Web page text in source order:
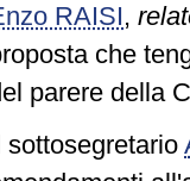
RAISI,
che
parere della
sottosegretario